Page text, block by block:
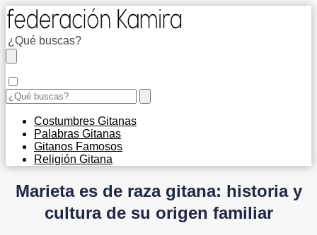
Costumbres Gitanas
Palabras Gitanas
Gitanos Famosos
Religión Gitana
Marieta es de raza gitana: historia y
cultura de su origen familiar